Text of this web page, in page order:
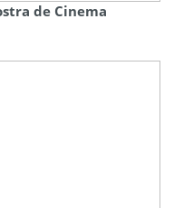
de Cinema